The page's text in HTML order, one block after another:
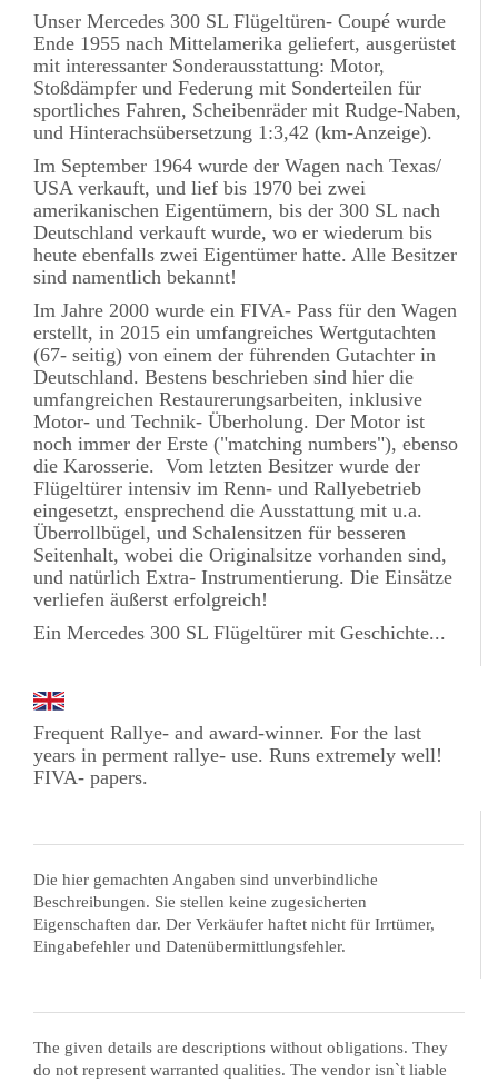
Unser Mercedes 300 SL Flügeltüren- Coupé wurde
Ende 1955 nach Mittelamerika geliefert, ausgerüstet
mit interessanter Sonderausstattung: Motor,
Stoßdämpfer und Federung mit Sonderteilen für
sportliches Fahren, Scheibenräder mit Rudge-Naben,
und Hinterachsübersetzung 1:3,42 (km-Anzeige).
Im September 1964 wurde der Wagen nach Texas/
USA verkauft, und lief bis 1970 bei zwei
amerikanischen Eigentümern, bis der 300 SL nach
Deutschland verkauft wurde, wo er wiederum bis
heute ebenfalls zwei Eigentümer hatte. Alle Besitzer
sind namentlich bekannt!
Im Jahre 2000 wurde ein FIVA- Pass für den Wagen
erstellt, in 2015 ein umfangreiches Wertgutachten
(67- seitig) von einem der führenden Gutachter in
Deutschland. Bestens beschrieben sind hier die
umfangreichen Restaurerungsarbeiten, inklusive
Motor- und Technik- Überholung. Der Motor ist
noch immer der Erste ("matching numbers"), ebenso
die Karosserie. Vom letzten Besitzer wurde der
Flügeltürer intensiv im Renn- und Rallyebetrieb
eingesetzt, ensprechend die Ausstattung mit u.a.
Überrollbügel, und Schalensitzen für besseren
Seitenhalt, wobei die Originalsitze vorhanden sind,
und natürlich Extra- Instrumentierung. Die Einsätze
verliefen äußerst erfolgreich!
Ein Mercedes 300 SL Flügeltürer mit Geschichte...
Frequent Rallye- and award-winner. For the last
years in perment rallye- use. Runs extremely well!
FIVA- papers.
Die hier gemachten Angaben sind unverbindliche
Beschreibungen. Sie stellen keine zugesicherten
Eigenschaften dar. Der Verkäufer haftet nicht für Irrtümer,
Eingabefehler und Datenübermittlungsfehler.
The given details are descriptions without obligations. They
do not represent warranted qualities. The vendor isn`t liable